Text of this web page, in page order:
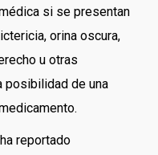
si se presentan
orina oscura,
u otras
posibilidad de una
reportado